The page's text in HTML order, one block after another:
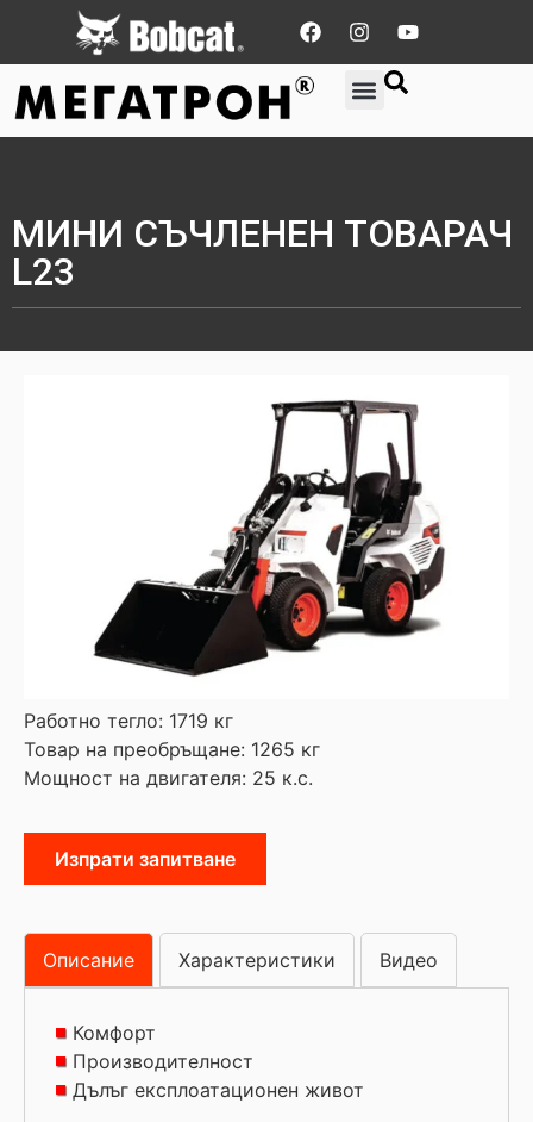
МИНИ СЪЧЛЕНЕН ТОВАРАЧ
L23
Работно тегло: 1719 кг
Товар на преобръщане: 1265 кг
Мощност на двигателя: 25 к.с.
Изпрати запитване
Описание Характеристики Видео
Комфорт
Производителност
Дълъг експлоатационен живот